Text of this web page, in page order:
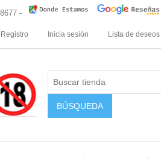
-
Registro Inicia sesión Lista de deseos